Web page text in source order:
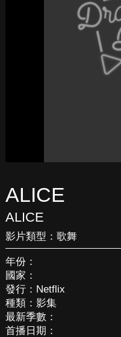
ALICE
ALICE
影片類型： 歌舞
年份：
國家：
發行：Netflix
種類：影集
最新季數：
首播日期：